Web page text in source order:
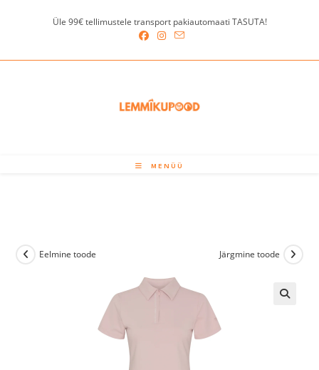
Üle 99€ tellimustele transport pakiautomaati TASUTA!
MENÜÜ
Eelmine toode Järgmine toode